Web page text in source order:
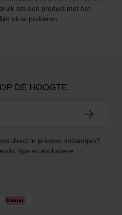
om een product met het
uit te proberen.
DE HOOGTE
direct in je inbox ontvangen?
tips en exclusieve